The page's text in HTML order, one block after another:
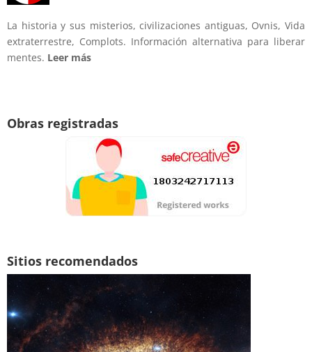
La historia y sus misterios, civilizaciones antiguas, Ovnis, Vida
extraterrestre, Complots. Información alternativa para liberar
mentes. Leer más
Obras registradas
Sitios recomendados